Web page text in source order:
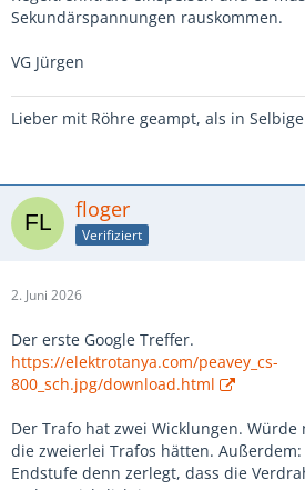
Sekundärspannungen rauskommen.
VG Jürgen
Lieber mit Röhre geampt, als in
floger
Verifiziert
2. Juni 2026
Der erste Google Treffer.
https://elektrotanya.com/peavey_cs-
800_sch.jpg/download.html
Der Trafo hat zwei Wicklungen.
die zweierlei Trafos hätten.
Endstufe denn zerlegt, dass die